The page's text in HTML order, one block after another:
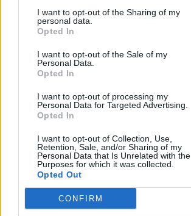
I want to opt-out of the Sharing of my
personal data.
Opted In
I want to opt-out of the Sale of my
Personal Data.
Opted In
I want to opt-out of processing my
Personal Data for Targeted Advertising.
Opted In
I want to opt-out of Collection, Use,
Retention, Sale, and/or Sharing of my
Personal Data that Is Unrelated with the
Purposes for which it was collected.
Opted Out
CONFIRM
E' sempre stato Zinedine
piaceva moltissimo quando ero